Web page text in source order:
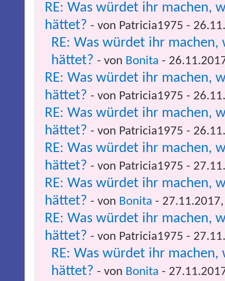
RE: Was würdet ihr machen,
hättet? - von Patricia1975 -
RE: Was würdet ihr
hättet? - von Bonita -
RE: Was würdet ihr machen,
hättet? - von Patricia1975 -
RE: Was würdet ihr machen,
hättet? - von Patricia1975 -
RE: Was würdet ihr machen,
hättet? - von Patricia1975 -
RE: Was würdet ihr machen,
hättet? - von Bonita -
RE: Was würdet ihr machen,
hättet? - von Patricia1975 -
RE: Was würdet ihr
hättet? - von Bonita -